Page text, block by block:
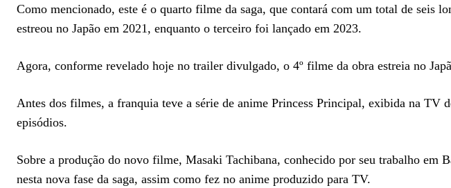
Como mencionado, este é o quarto filme da saga, que contará com um total de seis
estreou no Japão em 2021, enquanto o terceiro foi lançado em 2023.
Agora, conforme revelado hoje no trailer divulgado, o 4º filme da obra estreia no
Antes dos filmes, a franquia teve a série de anime Princess Principal, exibida na TV
episódios.
Sobre a produção do novo filme, Masaki Tachibana, conhecido por seu trabalho em
nesta nova fase da saga, assim como fez no anime produzido para TV.